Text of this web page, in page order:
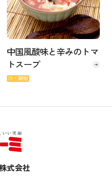
中国風酸味と辛みのトマ
トスープ
汁・鍋物
式会社